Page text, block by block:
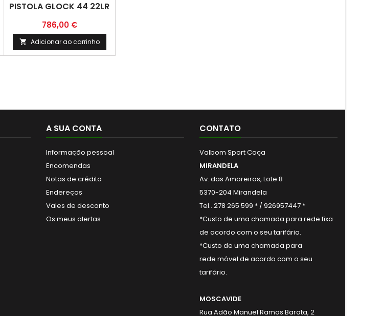
PISTOLA GLOCK 44 22LR
Preço
786,00 €
 Adicionar ao carrinho
A SUA CONTA
Informação pessoal
Encomendas
Notas de crédito
Endereços
Vales de desconto
Os meus alertas
CONTATO
Valbom Sport Caça
MIRANDELA
Av. das Amoreiras, Lote 8
5370-204 Mirandela
Tel.. 278 265 599 * / 926957447 *
*Custo de uma chamada para rede fixa
de acordo com o seu tarifário.
*Custo de uma chamada para
rede móvel de acordo com o seu
tarifário.
MOSCAVIDE
Rua Adão Manuel Ramos Barata, 2